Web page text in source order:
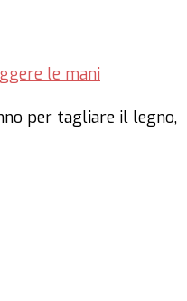
le mani
per tagliare il legno,